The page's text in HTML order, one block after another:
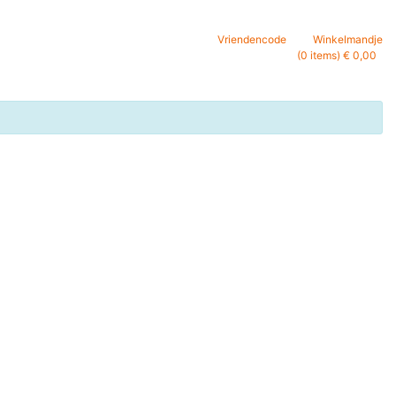
Vriendencode
Winkelmandje
(0 items) € 0,00